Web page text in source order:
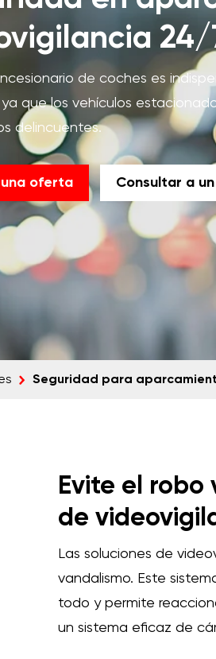
24/
de coches es
ya que los vehículos
delincuentes.
oferta Consultar a
Seguridad para
Evite el robo
de
Las soluciones de
vandalismo. Este
todo y permite
un sistema eficaz de